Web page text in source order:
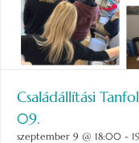
Családállítási
09.
szeptember 9 @ 18:00-